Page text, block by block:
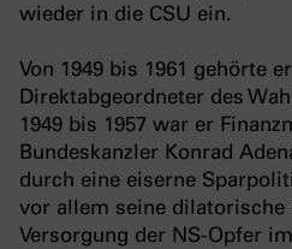
wieder in die CSU ein.
Von 1949 bis 1961 gehörte
Direktabgeordneter des
1949 bis 1957 war er
Bundeskanzler Konrad
durch eine eiserne
vor allem seine dilatorische
Versorgung der NS-Opfer